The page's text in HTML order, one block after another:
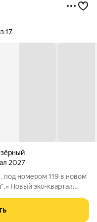
17
2027
под номером 119 в новом
Новый эко-квартал
от пл. Калинина. Это